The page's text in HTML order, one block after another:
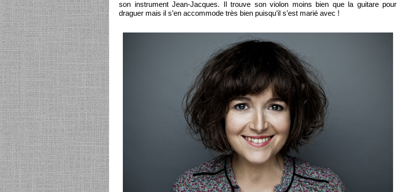
son instrument Jean-Jacques. Il trouve son violon moins bien que la guitare pour
draguer mais il s’en accommode très bien puisqu’il s’est marié avec !